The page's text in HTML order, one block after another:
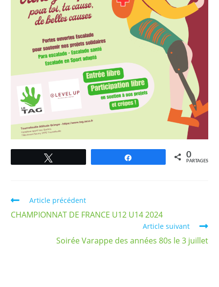
0
PARTAGES
Article précédent
CHAMPIONNAT DE FRANCE U12 U14 2024
Article suivant
Soirée Varappe des années 80s le 3 juillet